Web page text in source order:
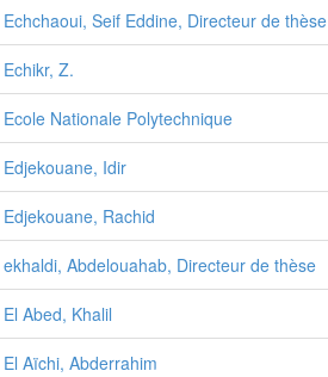
Echchaoui, Seif Eddine, Directeur de thèse
Echikr, Z.
Ecole Nationale Polytechnique
Edjekouane, Idir
Edjekouane, Rachid
ekhaldi, Abdelouahab, Directeur de thèse
El Abed, Khalil
El Aïchi, Abderrahim